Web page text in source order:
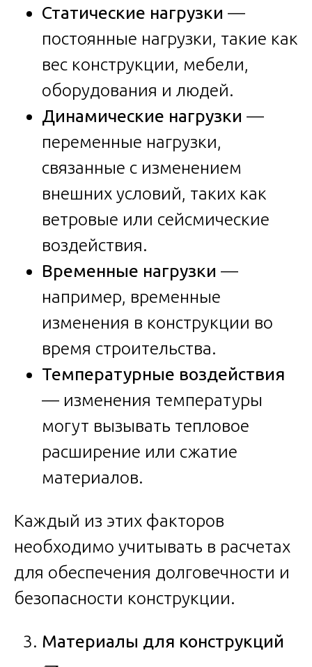
Статические нагрузки —
постоянные нагрузки, такие как
вес конструкции, мебели,
оборудования и людей.
Динамические нагрузки —
переменные нагрузки,
связанные с изменением
внешних условий, таких как
ветровые или сейсмические
воздействия.
Временные нагрузки —
например, временные
изменения в конструкции во
время строительства.
Температурные воздействия
— изменения температуры
могут вызывать тепловое
расширение или сжатие
материалов.
Каждый из этих факторов
необходимо учитывать в расчетах
для обеспечения долговечности и
безопасности конструкции.
Материалы для конструкций